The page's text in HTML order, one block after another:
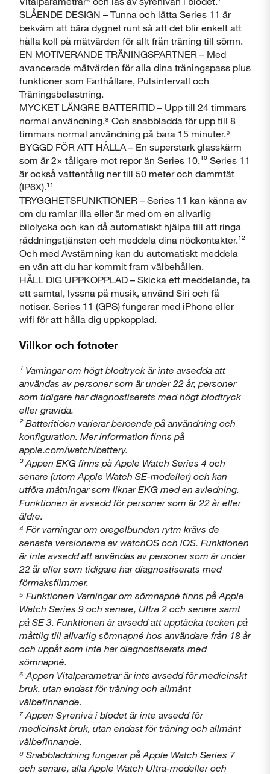
SLÅENDE DESIGN – Tunna och lätta Series 11 är
bekväm att bära dygnet runt så att det blir enkelt att
hålla koll på mätvärden för allt från träning till sömn.
EN MOTIVERANDE TRÄNINGSPARTNER – Med
avancerade mätvärden för alla dina träningspass plus
funktioner som Farthållare, Pulsintervall och
Träningsbelastning.
MYCKET LÄNGRE BATTERITID – Upp till 24 timmars
normal användning.⁸ Och snabbladda för upp till 8
timmars normal användning på bara 15 minuter.⁹
BYGGD FÖR ATT HÅLLA – En superstark glasskärm
som är 2× tåligare mot repor än Series 10.¹⁰ Series 11
är också vattentålig ner till 50 meter och dammtät
(IP6X).¹¹
TRYGGHETSFUNKTIONER – Series 11 kan känna av
om du ramlar illa eller är med om en allvarlig
bilolycka och kan då automatiskt hjälpa till att ringa
räddningstjänsten och meddela dina nödkontakter.¹²
Och med Avstämning kan du automatiskt meddela
en vän att du har kommit fram välbehållen.
HÅLL DIG UPPKOPPLAD – Skicka ett meddelande, ta
ett samtal, lyssna på musik, använd Siri och få
notiser. Series 11 (GPS) fungerar med iPhone eller
wifi för att hålla dig uppkopplad.
Villkor och fotnoter
¹ Varningar om högt blodtryck är inte avsedda att
användas av personer som är under 22 år, personer
som tidigare har diagnostiserats med högt blodtryck
eller gravida.
² Batteritiden varierar beroende på användning och
konfiguration. Mer information finns på
apple.com/watch/battery.
³ Appen EKG finns på Apple Watch Series 4 och
senare (utom Apple Watch SE-modeller) och kan
utföra mätningar som liknar EKG med en avledning.
Funktionen är avsedd för personer som är 22 år eller
äldre.
⁴ För varningar om oregelbunden rytm krävs de
senaste versionerna av watchOS och iOS. Funktionen
är inte avsedd att användas av personer som är under
22 år eller som tidigare har diagnostiserats med
förmaksflimmer.
⁵ Funktionen Varningar om sömnapné finns på Apple
Watch Series 9 och senare, Ultra 2 och senare samt
på SE 3. Funktionen är avsedd att upptäcka tecken på
måttlig till allvarlig sömnapné hos användare från 18 år
och uppåt som inte har diagnostiserats med
sömnapné.
⁶ Appen Vitalparametrar är inte avsedd för medicinskt
bruk, utan endast för träning och allmänt
välbefinnande.
⁷ Appen Syrenivå i blodet är inte avsedd för
medicinskt bruk, utan endast för träning och allmänt
välbefinnande.
⁸ Snabbladdning fungerar på Apple Watch Series 7
och senare, alla Apple Watch Ultra-modeller och